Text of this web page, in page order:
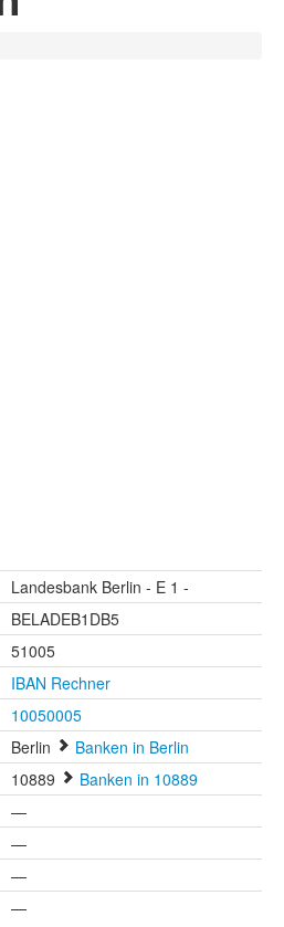
Landesbank Berlin - E 1 -
BELADEB1DB5
51005
IBAN Rechner
10050005
Berlin
Banken in Berlin
10889
Banken in 10889
—
—
—
—